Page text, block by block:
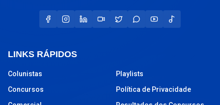
LINKS RÁPIDOS
Colunistas
Concursos
Playlists
Política de Privacidade